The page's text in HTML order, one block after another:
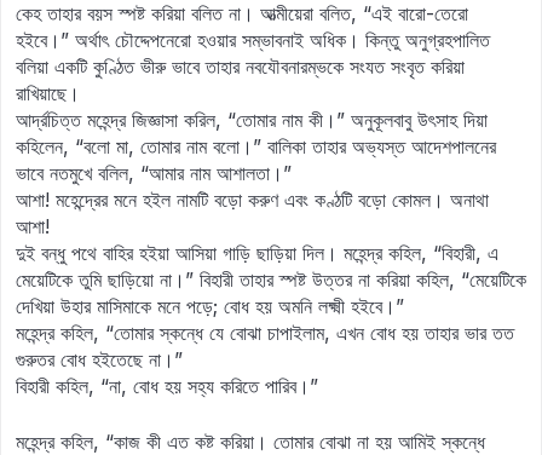
কেহ তাহার বয়স স্পষ্ট করিয়া বলিত না। আত্মীয়েরা বলিত, “এই বারো-তেরো
হইবে।” অর্থাৎ চৌদ্দেপনেরো হওয়ার সম্ভাবনাই অধিক। কিন্তু অনুগ্রহপালিত
বলিয়া একটি কুণ্ঠিত ভীরু ভাবে তাহার নবযৌবনারম্ভকে সংযত সংবৃত করিয়া
রাখিয়াছে।
আর্দ্রচিত্ত মহেন্দ্র জিজ্ঞাসা করিল, “তোমার নাম কী।” অনুকূলবাবু উৎসাহ দিয়া
কহিলেন, “বলো মা, তোমার নাম বলো।” বালিকা তাহার অভ্যস্ত আদেশপালনের
ভাবে নতমুখে বলিল, “আমার নাম আশালতা।”
আশা! মহেন্দ্রের মনে হইল নামটি বড়ো করুণ এবং কণ্ঠটি বড়ো কোমল। অনাথা
আশা!
দুই বন্ধু পথে বাহির হইয়া আসিয়া গাড়ি ছাড়িয়া দিল। মহেন্দ্র কহিল, “বিহারী, এ
মেয়েটিকে তুমি ছাড়িয়ো না।” বিহারী তাহার স্পষ্ট উত্তর না করিয়া কহিল, “মেয়েটিকে
দেখিয়া উহার মাসিমাকে মনে পড়ে; বোধ হয় অমনি লক্ষ্মী হইবে।”
মহেন্দ্র কহিল, “তোমার স্কন্ধে যে বোঝা চাপাইলাম, এখন বোধ হয় তাহার ভার তত
গুরুতর বোধ হইতেছে না।”
বিহারী কহিল, “না, বোধ হয় সহ্য করিতে পারিব।”
মহেন্দ্র কহিল, “কাজ কী এত কষ্ট করিয়া। তোমার বোঝা না হয় আমিই স্কন্ধে